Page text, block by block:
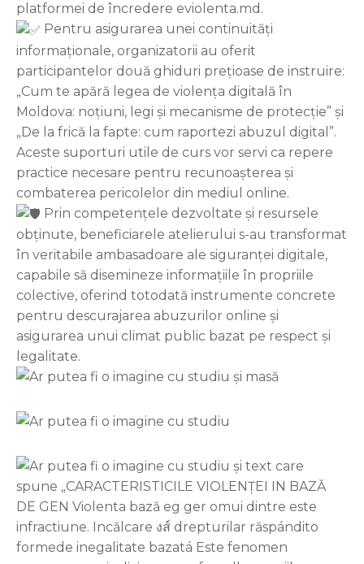
platformei de încredere eviolenta.md.
Pentru asigurarea unei continuități
informaționale, organizatorii au oferit
participantelor două ghiduri prețioase de instruire:
„Cum te apără legea de violența digitală în
Moldova: noțiuni, legi și mecanisme de protecție” și
„De la frică la fapte: cum raportezi abuzul digital”.
Aceste suporturi utile de curs vor servi ca repere
practice necesare pentru recunoașterea și
combaterea pericolelor din mediul online.
Prin competențele dezvoltate și resursele
obținute, beneficiarele atelierului s-au transformat
în veritabile ambasadoare ale siguranței digitale,
capabile să disemineze informațiile în propriile
colective, oferind totodată instrumente concrete
pentru descurajarea abuzurilor online și
asigurarea unui climat public bazat pe respect și
legalitate.